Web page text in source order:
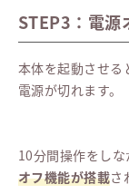
STEP3：電源
本体を起動させる
電源が切れます。
10分間操作をし
オフ機能が搭載さ